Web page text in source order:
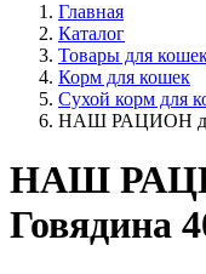
Главная
Каталог
Товары для
Корм для кошек
Сухой корм для
НАШ РАЦИОН
НАШ
Говядина